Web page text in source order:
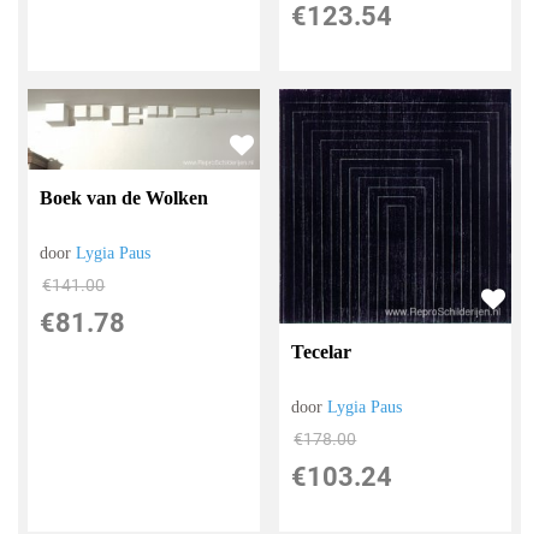
€123.54
Boek van de Wolken
doorLygia Paus
€141.00
€81.78
Tecelar
doorLygia Paus
€178.00
€103.24